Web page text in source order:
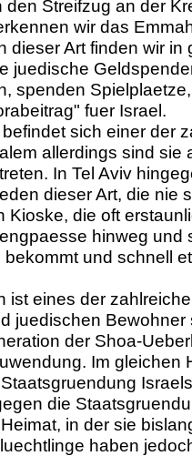
den Streifzug an der
wir das
dieser Art finden wir
juedische
spenden
fuer Israel.
sich einer der
allerdings sind
In Tel Aviv
dieser Art, die nie
Kioske, die oft
hinweg und
und schnell
ist eines der
juedischen
der Shoa-
Im gleichen
die
in der sie
haben